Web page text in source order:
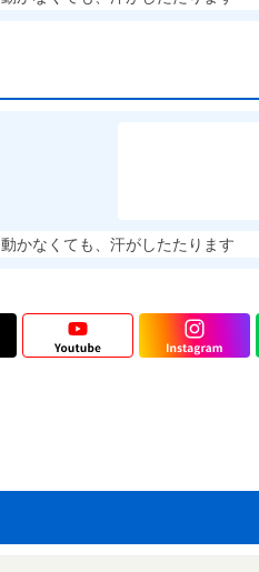
動かなくても、汗がしたたります